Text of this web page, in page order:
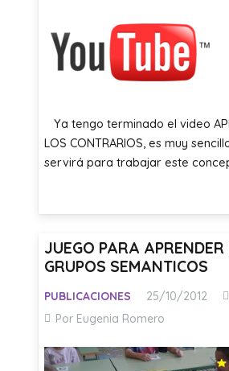
Ya tengo terminado el video
LOS CONTRARIOS, es muy
servirá para trabajar este
JUEGO PARA APRENDER
GRUPOS SEMANTICOS
PUBLICACIONES 25/10/2012
Por Eugenia Romero